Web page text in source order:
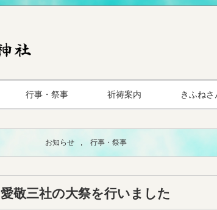
行事・祭事 祈祷案内 きふね
お知らせ , 行事・祭事
愛敬三社の大祭を行いました